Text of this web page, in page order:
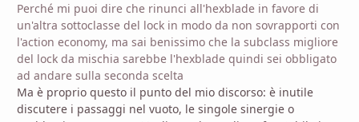
Perché mi puoi dire che rinunci all'hexblade in favore di
un'altra sottoclasse del lock in modo da non sovrapporti con
l'action economy, ma sai benissimo che la subclass migliore
del lock da mischia sarebbe l'hexblade quindi sei obbligato
ad andare sulla seconda scelta
Ma è proprio questo il punto del mio discorso: è inutile
discutere i passaggi nel vuoto, le singole sinergie o